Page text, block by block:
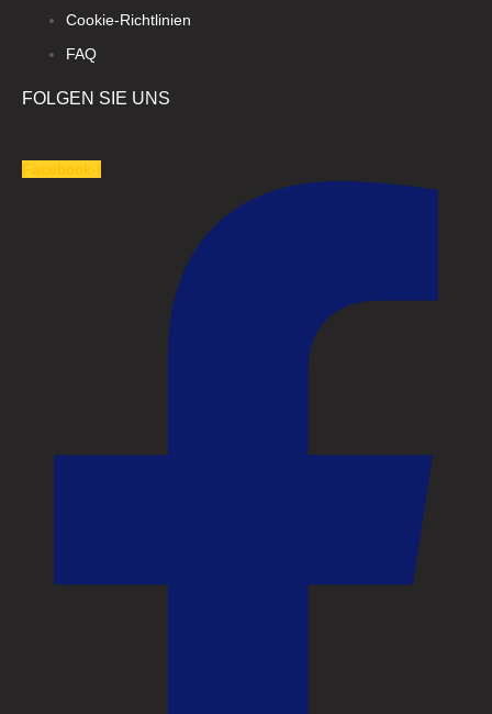
Cookie-Richtlinien
FAQ
FOLGEN SIE UNS
Facebook-f